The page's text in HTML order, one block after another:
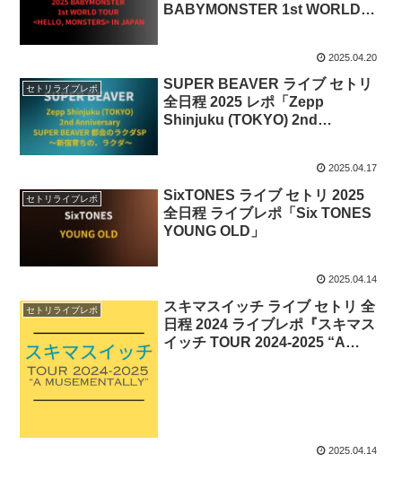
BABYMONSTER 1st WORLD
2025.04.20
セトリライブレポ
SUPER BEAVER ライブ セトリ
全日程 2025 レポ「Zepp
Shinjuku (TOKYO) 2nd
2025.04.17
セトリライブレポ
SixTONES ライブ セトリ 2025
全日程 ライブレポ「Six TONES
YOUNG OLD」
2025.04.14
セトリライブレポ
スキマスイッチ ライブ セトリ 全
日程 2024 ライブレポ『スキマス
イッチ TOUR 2024-2025 “A
2025.04.14